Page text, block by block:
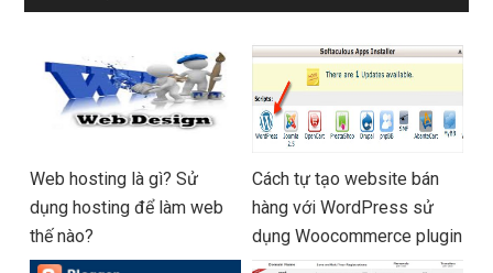
Web hosting là gì? Sử
dụng hosting để làm web
thế nào?
Cách tự tạo website bán
hàng với WordPress sử
dụng Woocommerce plugin